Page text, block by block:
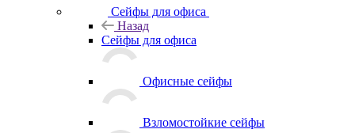
Сейфы для офиса
Назад
Сейфы для офиса
Офисные сейфы
Взломостойкие сейфы